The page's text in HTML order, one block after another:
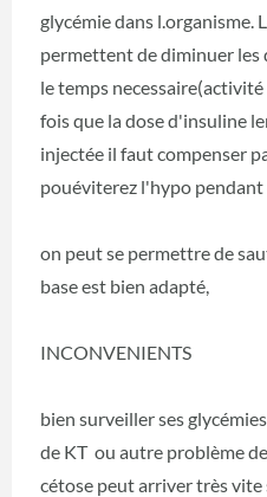
glycémie dans l.organisme.
permettent de diminuer les
le temps
fois que la dose d'insuline
injectée il faut compenser
pouéviterez l'hypo
on peut se permettre de
base est bien adapté,
INCONVENIENTS
bien surveiller ses
de KT ou autre problème
cétose peut arriver très